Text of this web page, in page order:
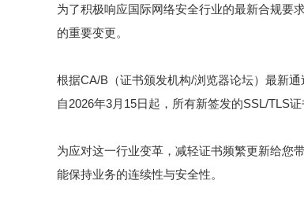
为了积极响应国际网络安全行业的最新合规要
的重要变更。
根据CA/B（证书颁发机构/浏览器论坛）最新
自2026年3月15日起，所有新签发的SSL/TLS
为应对这一行业变革，减轻证书频繁更新给您
能保持业务的连续性与安全性。